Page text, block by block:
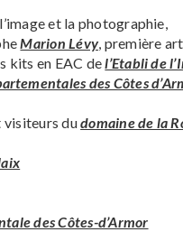
et la photographie,
Marion Lévy, première
kits en EAC del’Etabli de
des Côtes
visiteurs dudomaine de la
des Côtes-d’Armor